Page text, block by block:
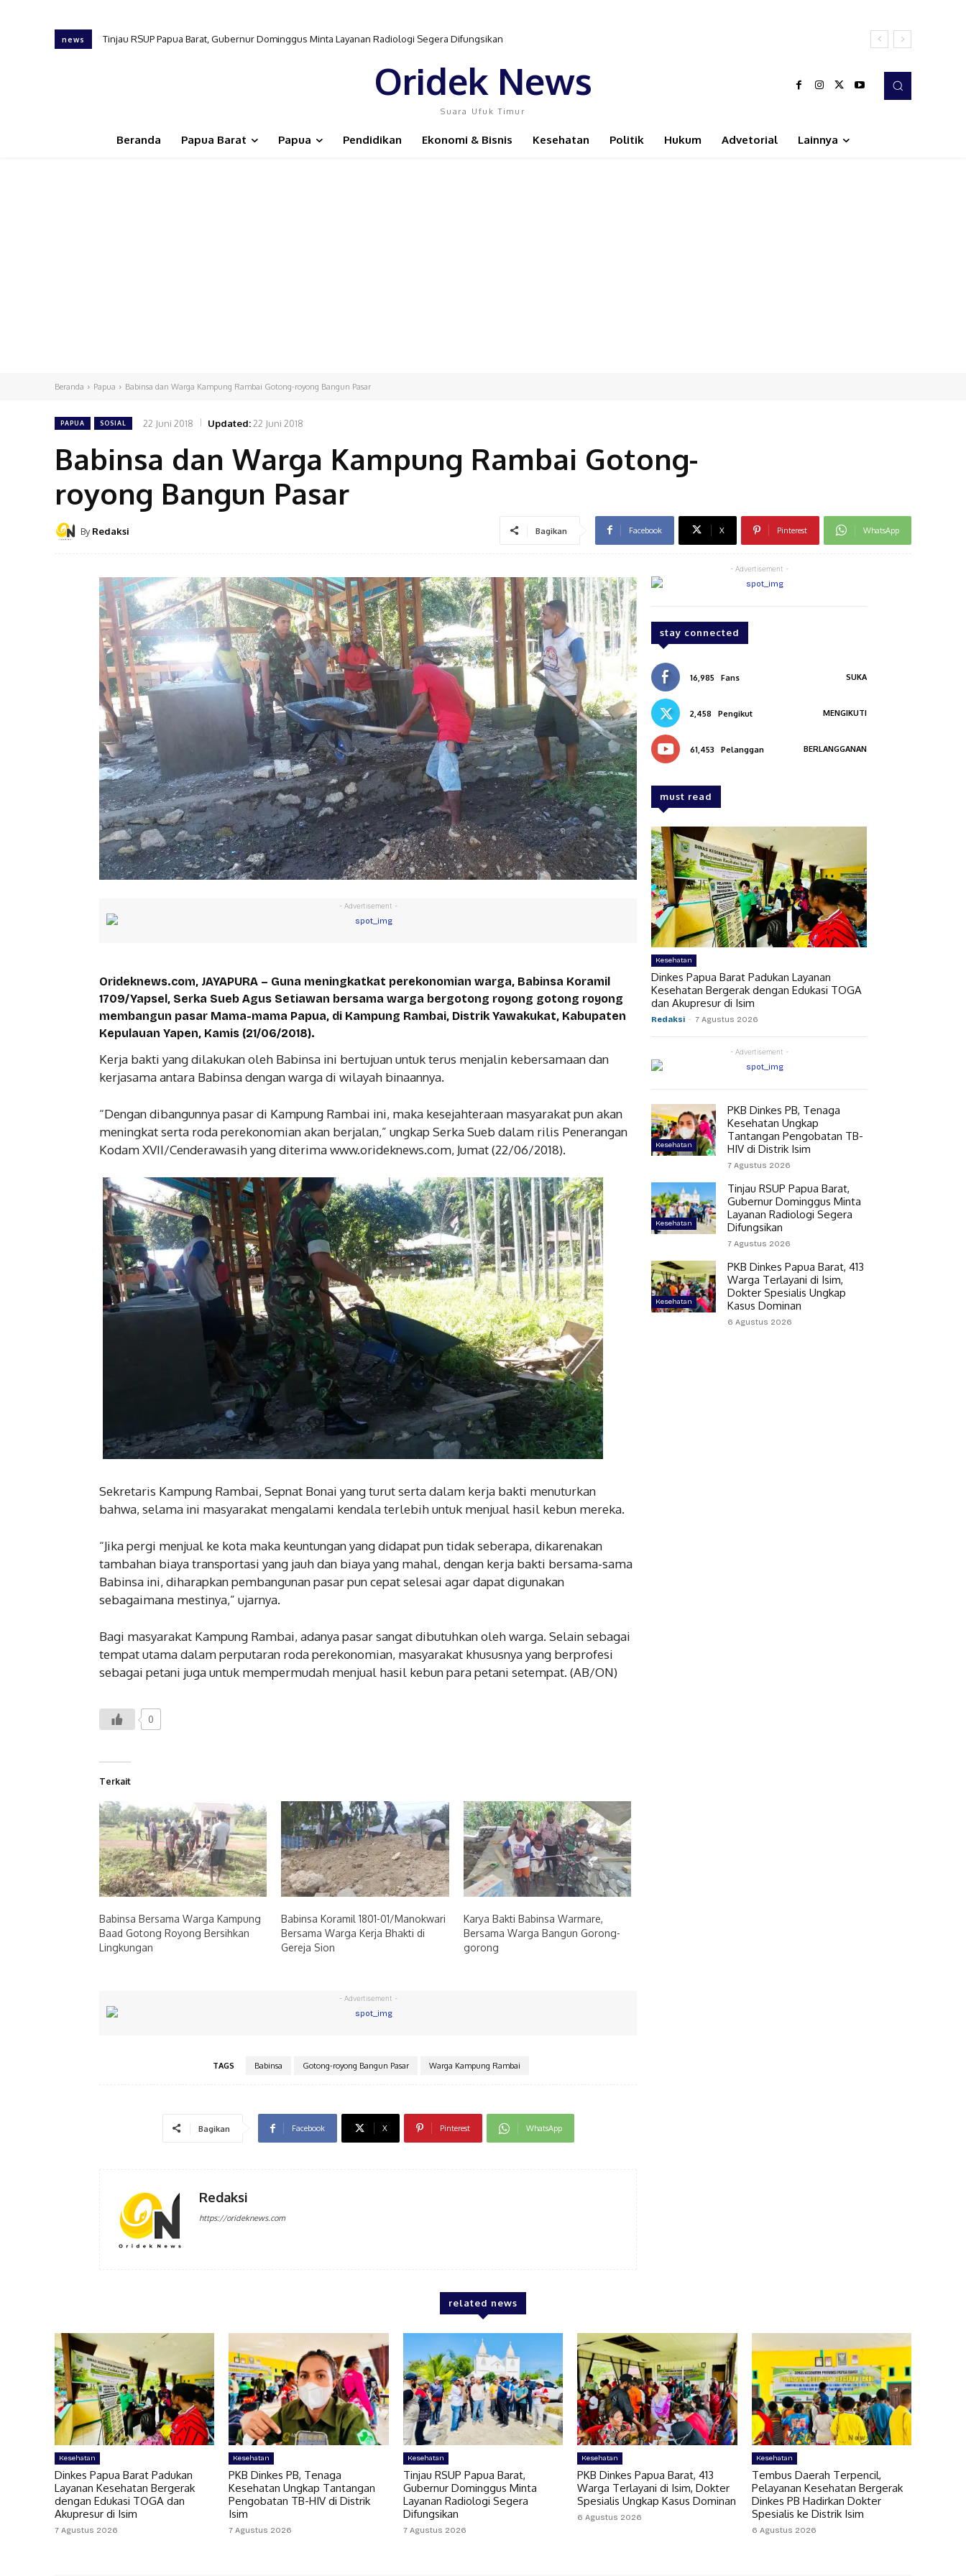
news Tinjau RSUP Papua Barat, Gubernur Dominggus Minta Layanan Radiologi Segera Difungsikan
Oridek News
Suara Ufuk Timur
Beranda Papua Barat Papua Pendidikan Ekonomi & Bisnis Kesehatan Politik Hukum Advetorial Lainnya
Beranda Papua Babinsa dan Warga Kampung Rambai Gotong-royong Bangun Pasar
PAPUA SOSIAL 22 Juni 2018 Updated:22 Juni 2018
Babinsa dan Warga Kampung Rambai Gotong-
royong Bangun Pasar
By Redaksi Bagikan Facebook X Pinterest WhatsApp
- Advertisement -
Orideknews.com, JAYAPURA – Guna meningkatkat perekonomian warga, Babinsa Koramil
1709/Yapsel, Serka Sueb Agus Setiawan bersama warga bergotong royong gotong royong
membangun pasar Mama-mama Papua, di Kampung Rambai, Distrik Yawakukat, Kabupaten
Kepulauan Yapen, Kamis (21/06/2018).
Kerja bakti yang dilakukan oleh Babinsa ini bertujuan untuk terus menjalin kebersamaan dan
kerjasama antara Babinsa dengan warga di wilayah binaannya.
“Dengan dibangunnya pasar di Kampung Rambai ini, maka kesejahteraan masyarakat pun akan
meningkat serta roda perekonomian akan berjalan,” ungkap Serka Sueb dalam rilis Penerangan
Kodam XVII/Cenderawasih yang diterima www.orideknews.com, Jumat (22/06/2018).
Sekretaris Kampung Rambai, Sepnat Bonai yang turut serta dalam kerja bakti menuturkan
bahwa, selama ini masyarakat mengalami kendala terlebih untuk menjual hasil kebun mereka.
“Jika pergi menjual ke kota maka keuntungan yang didapat pun tidak seberapa, dikarenakan
tambahan biaya transportasi yang jauh dan biaya yang mahal, dengan kerja bakti bersama-sama
Babinsa ini, diharapkan pembangunan pasar pun cepat selesai agar dapat digunakan
sebagaimana mestinya,” ujarnya.
Bagi masyarakat Kampung Rambai, adanya pasar sangat dibutuhkan oleh warga. Selain sebagai
tempat utama dalam perputaran roda perekonomian, masyarakat khususnya yang berprofesi
sebagai petani juga untuk mempermudah menjual hasil kebun para petani setempat. (AB/ON)
0
Terkait
Babinsa Bersama Warga Kampung
Baad Gotong Royong Bersihkan
Lingkungan
Babinsa Koramil 1801-01/Manokwari
Bersama Warga Kerja Bhakti di
Gereja Sion
Karya Bakti Babinsa Warmare,
Bersama Warga Bangun Gorong-
gorong
- Advertisement -
TAGS Babinsa Gotong-royong Bangun Pasar Warga Kampung Rambai
Bagikan Facebook X Pinterest WhatsApp
Redaksi
https://orideknews.com
- Advertisement -
stay connected
16,985 Fans SUKA
2,458 Pengikut MENGIKUTI
61,453 Pelanggan BERLANGGANAN
must read
Kesehatan
Dinkes Papua Barat Padukan Layanan
Kesehatan Bergerak dengan Edukasi TOGA
dan Akupresur di Isim
Redaksi - 7 Agustus 2026
- Advertisement -
Kesehatan
PKB Dinkes PB, Tenaga
Kesehatan Ungkap
Tantangan Pengobatan TB-
HIV di Distrik Isim
7 Agustus 2026
Kesehatan
Tinjau RSUP Papua Barat,
Gubernur Dominggus Minta
Layanan Radiologi Segera
Difungsikan
7 Agustus 2026
Kesehatan
PKB Dinkes Papua Barat, 413
Warga Terlayani di Isim,
Dokter Spesialis Ungkap
Kasus Dominan
6 Agustus 2026
related news
Kesehatan
Dinkes Papua Barat Padukan
Layanan Kesehatan Bergerak
dengan Edukasi TOGA dan
Akupresur di Isim
7 Agustus 2026
Kesehatan
PKB Dinkes PB, Tenaga
Kesehatan Ungkap Tantangan
Pengobatan TB-HIV di Distrik
Isim
7 Agustus 2026
Kesehatan
Tinjau RSUP Papua Barat,
Gubernur Dominggus Minta
Layanan Radiologi Segera
Difungsikan
7 Agustus 2026
Kesehatan
PKB Dinkes Papua Barat, 413
Warga Terlayani di Isim, Dokter
Spesialis Ungkap Kasus Dominan
6 Agustus 2026
Kesehatan
Tembus Daerah Terpencil,
Pelayanan Kesehatan Bergerak
Dinkes PB Hadirkan Dokter
Spesialis ke Distrik Isim
6 Agustus 2026